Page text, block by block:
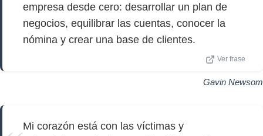
empresa desde cero: desarrollar un plan de
negocios, equilibrar las cuentas, conocer la
nómina y crear una base de clientes.
Ver frase
Gavin Newsom
Mi corazón está con las víctimas y